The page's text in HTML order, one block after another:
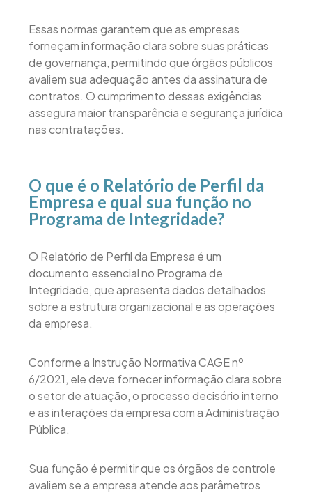
Essas normas garantem que as empresas
forneçam informação clara sobre suas práticas
de governança, permitindo que órgãos públicos
avaliem sua adequação antes da assinatura de
contratos. O cumprimento dessas exigências
assegura maior transparência e segurança jurídica
nas contratações.
O que é o Relatório de Perfil da
Empresa e qual sua função no
Programa de Integridade?
O Relatório de Perfil da Empresa é um
documento essencial no Programa de
Integridade, que apresenta dados detalhados
sobre a estrutura organizacional e as operações
da empresa.
Conforme a Instrução Normativa CAGE nº
6/2021, ele deve fornecer informação clara sobre
o setor de atuação, o processo decisório interno
e as interações da empresa com a Administração
Pública.
Sua função é permitir que os órgãos de controle
avaliem se a empresa atende aos parâmetros